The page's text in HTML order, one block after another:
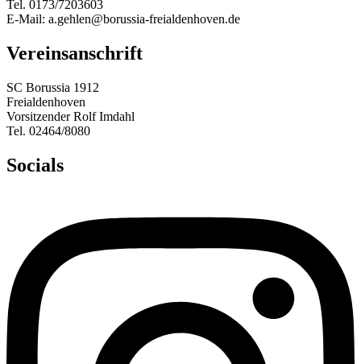
Tel. 0173/7203603
E-Mail: a.gehlen@borussia-freialdenhoven.de
Vereinsanschrift
SC Borussia 1912
Freialdenhoven
Vorsitzender Rolf Imdahl
Tel. 02464/8080
Socials